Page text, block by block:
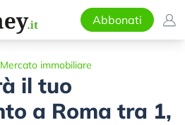
Abbonati
Mercato immobiliare
il tuo
a Roma tra 1,